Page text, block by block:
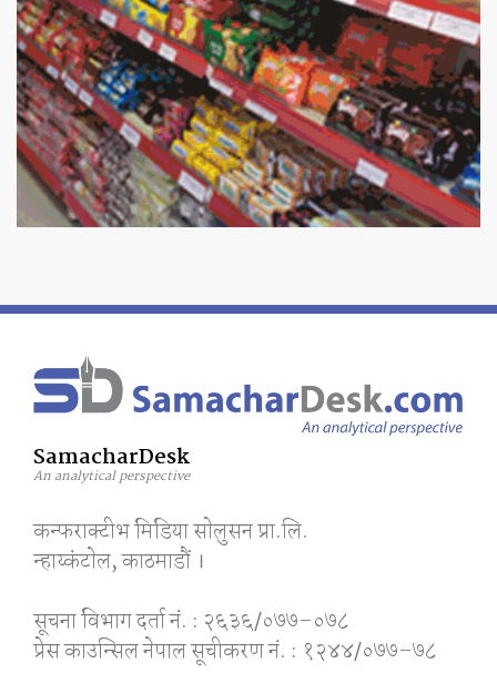
SamacharDesk
An analytical perspective
कन्फराक्टीभ मिडिया साेलुसन प्रा.लि.
न्हाय्कंटाेल, काठमाडाैं ।
सूचना विभाग दर्ता नं. : २६३६/०७७–०७८
प्रेस काउन्सिल नेपाल सूचीकरण नं. : १२४४/०७७–७८